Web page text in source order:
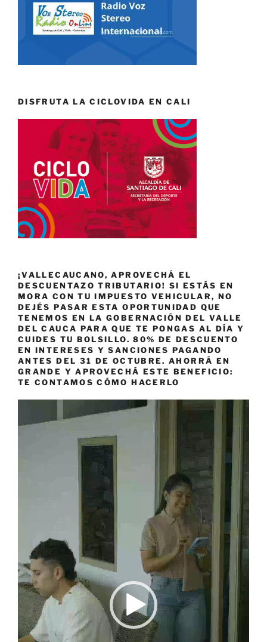
DISFRUTA LA CICLOVIDA EN CALI
¡VALLECAUCANO, APROVECHÁ EL
DESCUENTAZO TRIBUTARIO! SI ESTÁS EN
MORA CON TU IMPUESTO VEHICULAR, NO
DEJÉS PASAR ESTA OPORTUNIDAD QUE
TENEMOS EN LA GOBERNACIÓN DEL VALLE
DEL CAUCA PARA QUE TE PONGAS AL DÍA Y
CUIDES TU BOLSILLO. 80% DE DESCUENTO
EN INTERESES Y SANCIONES PAGANDO
ANTES DEL 31 DE OCTUBRE. AHORRÁ EN
GRANDE Y APROVECHÁ ESTE BENEFICIO:
TE CONTAMOS CÓMO HACERLO